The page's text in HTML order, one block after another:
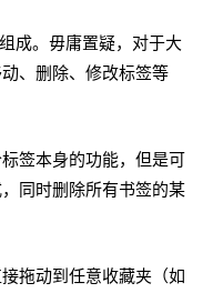
成。毋庸置疑，对于大
、删除、修改标签等
签本身的功能，但是可
同时删除所有书签的某
拖动到任意收藏夹（如